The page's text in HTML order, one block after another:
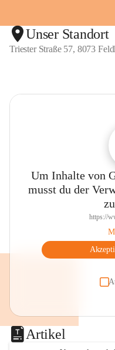
Unser Standort
Triester Straße 57, 8073
Um Inhalte von
musst du der
https://
Artikel